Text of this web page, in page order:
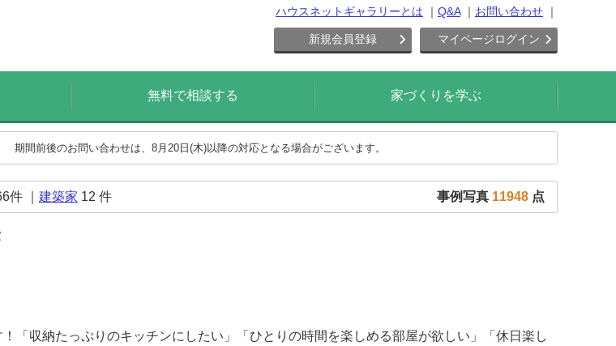
ハウスネットギャラリーとは Q&A お問い合わせ
新規会員登録 マイページログイン
無料で相談する 家づくりを学ぶ
期間前後のお問い合わせは、8月20日(木)以降の対応となる場合がございます。
件 ｜ 建築家 12 件 事例写真 11948 点
「収納たっぷりのキッチンにしたい」「ひとりの時間を楽しめる部屋が欲しい」「休日楽し